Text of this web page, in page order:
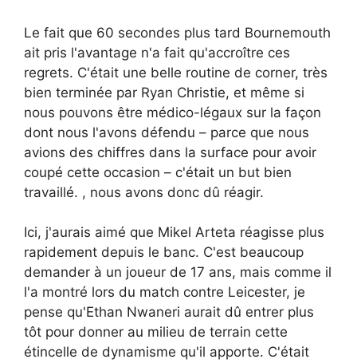
Le fait que 60 secondes plus tard Bournemouth
ait pris l'avantage n'a fait qu'accroître ces
regrets. C'était une belle routine de corner, très
bien terminée par Ryan Christie, et même si
nous pouvons être médico-légaux sur la façon
dont nous l'avons défendu – parce que nous
avions des chiffres dans la surface pour avoir
coupé cette occasion – c'était un but bien
travaillé. , nous avons donc dû réagir.
Ici, j'aurais aimé que Mikel Arteta réagisse plus
rapidement depuis le banc. C'est beaucoup
demander à un joueur de 17 ans, mais comme il
l'a montré lors du match contre Leicester, je
pense qu'Ethan Nwaneri aurait dû entrer plus
tôt pour donner au milieu de terrain cette
étincelle de dynamisme qu'il apporte. C'était